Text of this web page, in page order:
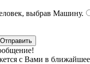
выбрав Машину.
с Вами в